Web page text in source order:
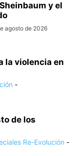
y el
agosto de 2026
la violencia en
-
de los
Re-Evolución -